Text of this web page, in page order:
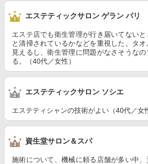
エステティックサロン ゲラン パリ
エステ店でも衛生管理が行き届いてない
と清掃されているかなどを重視した。タ
見えるし、衛生管理に問題がなさそうな
る。（40代／女性）
エステティックサロン ソシエ
エステティシャンの技術がよい（40代／女
資生堂サロン＆スパ
施術について、機械に頼る店舗が多い中